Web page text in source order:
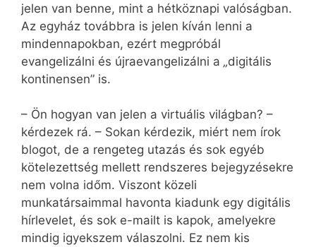
jelen van benne, mint a hétköznapi valóságban.
Az egyház továbbra is jelen kíván lenni a
mindennapokban, ezért megpróbál
evangelizálni és újraevangelizálni a „digitális
kontinensen” is.
– Ön hogyan van jelen a virtuális világban? –
kérdezek rá. – Sokan kérdezik, miért nem írok
blogot, de a rengeteg utazás és sok egyéb
kötelezettség mellett rendszeres bejegyzésekre
nem volna időm. Viszont közeli
munkatársaimmal havonta kiadunk egy digitális
hírlevelet, és sok e-mailt is kapok, amelyekre
mindig igyekszem válaszolni. Ez nem kis